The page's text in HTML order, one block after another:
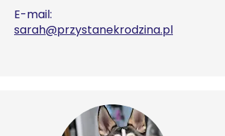
E-mail:
sarah@przystanekrodzina.pl